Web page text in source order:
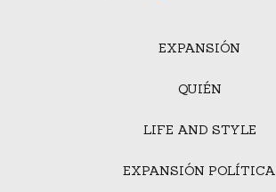
EXPANSIÓN
QUIÉN
LIFE AND STYLE
EXPANSIÓN POLÍTICA